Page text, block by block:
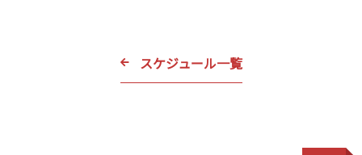
スケジュール一覧